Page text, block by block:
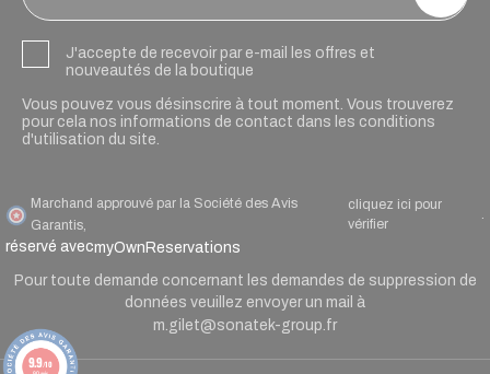
J'accepte de recevoir par e-mail les offres et
nouveautés de la boutique
Vous pouvez vous désinscrire à tout moment. Vous trouverez
pour cela nos informations de contact dans les conditions
d'utilisation du site.
Marchand approuvé par la Société des Avis
Garantis,
cliquez ici pour
vérifier
.
réservé avecmyOwnReservations
Pour toute demande concernant les demandes de suppression de
données veuillez envoyer un mail à
m.gilet@sonatek-group.fr
9.9/10